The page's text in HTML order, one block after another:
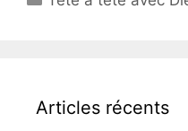
Articles récents